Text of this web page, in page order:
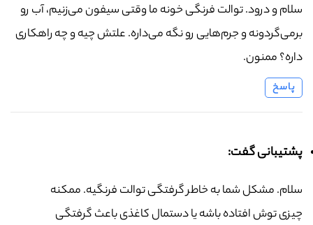
سلام و درود. توالت فرنگی خونه ما وقتی سیفون می‌زنیم، آب رو
برمی‌گردونه و جرم‌هایی رو نگه می‌داره. علتش چیه و چه راهکاری
داره؟ ممنون.
پاسخ
پشتیبانی گفت:
سلام. مشکل شما به خاطر گرفتگی توالت فرنگیه. ممکنه
چیزی توش افتاده باشه یا دستمال کاغذی باعث گرفتگی